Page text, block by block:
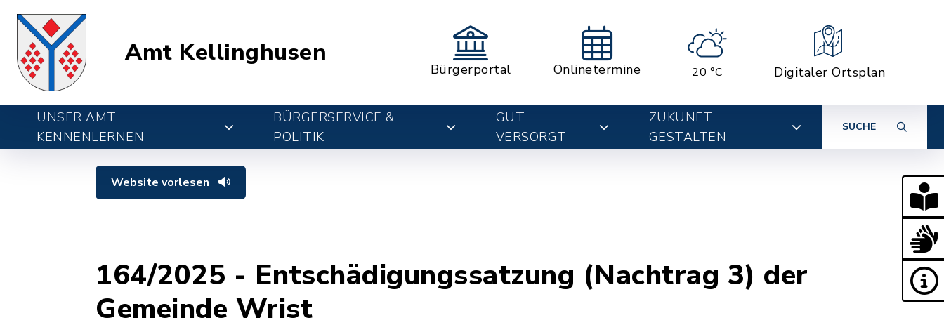
Amt Kellinghusen
Bürgerportal Onlinetermine 20 °C Digitaler Ortsplan
UNSER AMT
KENNENLERNEN
BÜRGERSERVICE &
POLITIK
GUT
VERSORGT
ZUKUNFT
GESTALTEN
SUCHE
Website vorlesen
164/2025 - Entschädigungssatzung (Nachtrag 3) der
Gemeinde Wrist